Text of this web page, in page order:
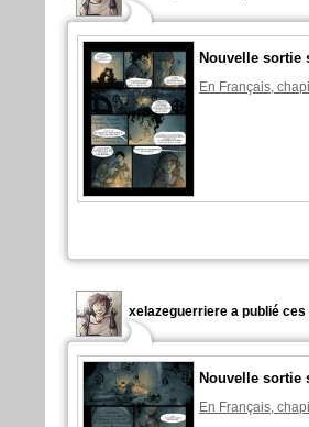
Nouvelle sortie
En Français,
xelazeguerriere a publié ces
Nouvelle sortie
En Français,